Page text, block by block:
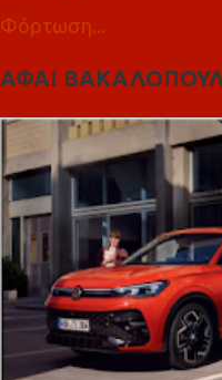
Φόρτωση...
ΑΦΑΙ